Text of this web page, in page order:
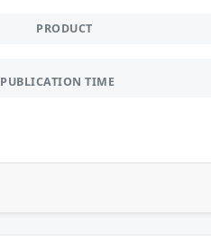
PRODUCT
PUBLICATION TIME